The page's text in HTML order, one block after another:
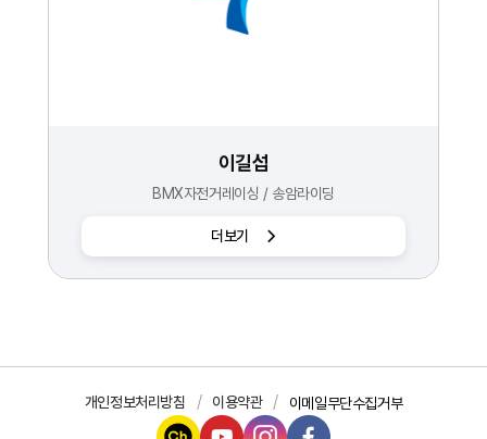
이길섭
BMX자전거레이싱 / 송암라이딩
더보기
개인정보처리방침 이용약관 이메일무단수집거부